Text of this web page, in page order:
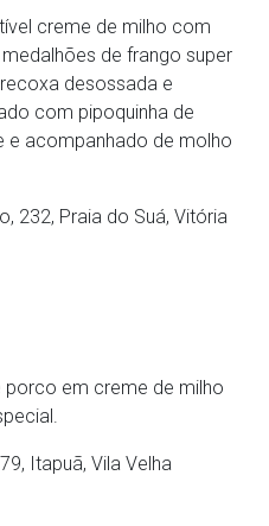
creme de milho com
de frango super
desossada e
com pipoquinha de
e acompanhado de molho
232, Praia do Suá, Vitória
porco em creme de milho
Itapuã, Vila Velha